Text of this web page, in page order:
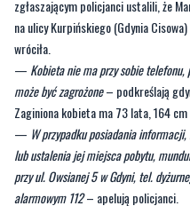
—Kobieta nie ma przy sobie
może być zagrożone– podkreślają
Zaginiona kobieta ma 73 lata, 164 cm
— W przypadku posiadania
lub ustalenia jej miejsca pobytu,
przy ul. Owsianej 5 w Gdyni, tel.
alarmowym 112– apelują policjanci.